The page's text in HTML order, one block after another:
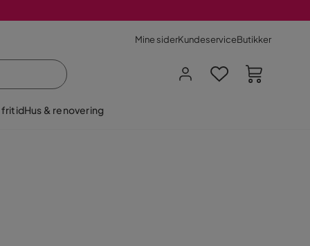
Mine siderKundeserviceButikker
fritidHus & renovering